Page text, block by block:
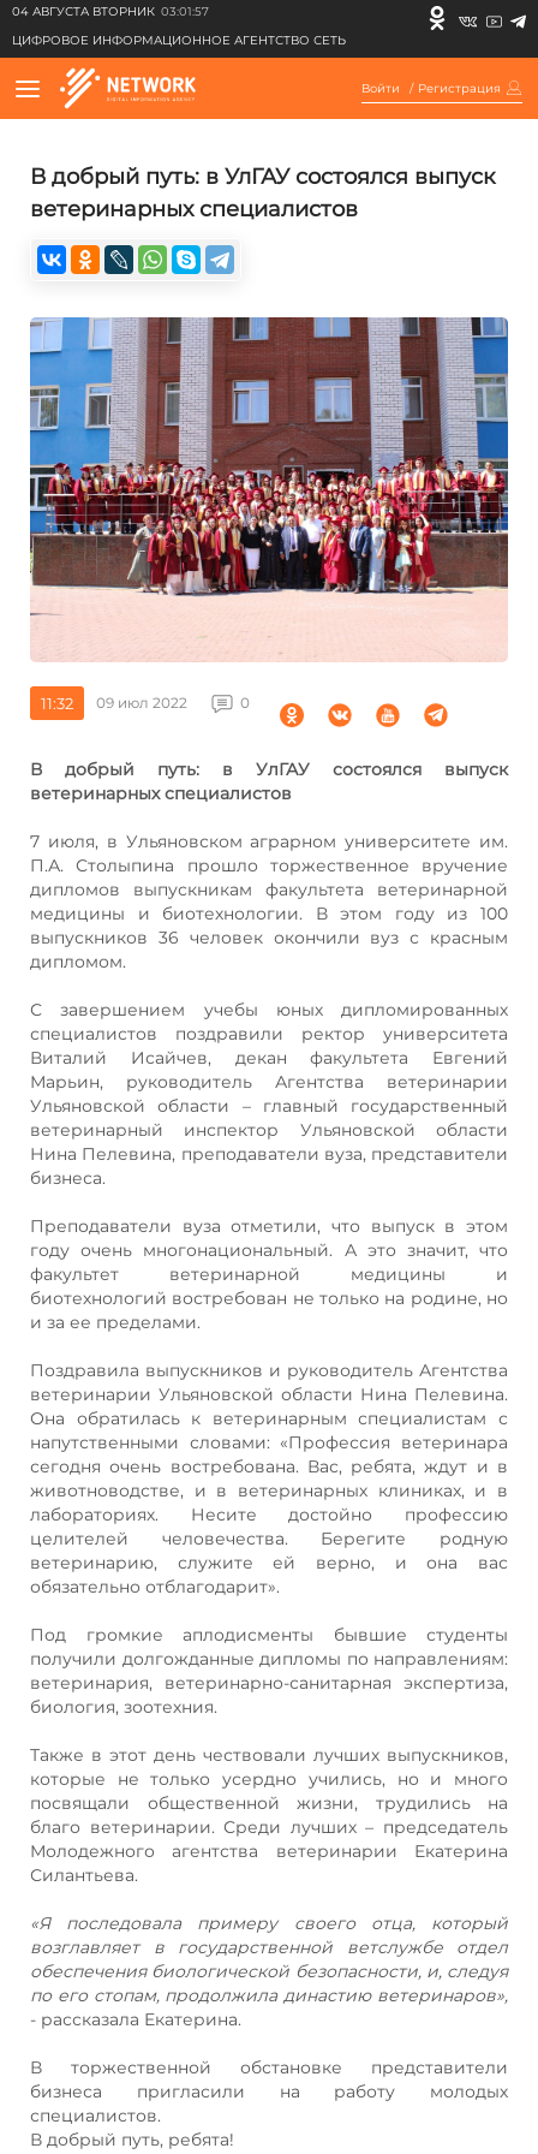
04 АВГУСТА ВТОРНИК 03:01:57
ЦИФРОВОЕ ИНФОРМАЦИОННОЕ АГЕНТСТВО СЕТЬ
Войти / Регистрация
В добрый путь: в УлГАУ состоялся выпуск
ветеринарных специалистов
11:32 09 июл 2022 0
В добрый путь: в УлГАУ состоялся выпуск
ветеринарных специалистов
7 июля, в Ульяновском аграрном университете им.
П.А. Столыпина прошло торжественное вручение
дипломов выпускникам факультета ветеринарной
медицины и биотехнологии. В этом году из 100
выпускников 36 человек окончили вуз с красным
дипломом.
С завершением учебы юных дипломированных
специалистов поздравили ректор университета
Виталий Исайчев, декан факультета Евгений
Марьин, руководитель Агентства ветеринарии
Ульяновской области – главный государственный
ветеринарный инспектор Ульяновской области
Нина Пелевина, преподаватели вуза, представители
бизнеса.
Преподаватели вуза отметили, что выпуск в этом
году очень многонациональный. А это значит, что
факультет ветеринарной медицины и
биотехнологий востребован не только на родине, но
и за ее пределами.
Поздравила выпускников и руководитель Агентства
ветеринарии Ульяновской области Нина Пелевина.
Она обратилась к ветеринарным специалистам с
напутственными словами: «Профессия ветеринара
сегодня очень востребована. Вас, ребята, ждут и в
животноводстве, и в ветеринарных клиниках, и в
лабораториях. Несите достойно профессию
целителей человечества. Берегите родную
ветеринарию, служите ей верно, и она вас
обязательно отблагодарит».
Под громкие аплодисменты бывшие студенты
получили долгожданные дипломы по направлениям:
ветеринария, ветеринарно-санитарная экспертиза,
биология, зоотехния.
Также в этот день чествовали лучших выпускников,
которые не только усердно учились, но и много
посвящали общественной жизни, трудились на
благо ветеринарии. Среди лучших – председатель
Молодежного агентства ветеринарии Екатерина
Силантьева.
«Я последовала примеру своего отца, который
возглавляет в государственной ветслужбе отдел
обеспечения биологической безопасности, и, следуя
по его стопам, продолжила династию ветеринаров»,
- рассказала Екатерина.
В торжественной обстановке представители
бизнеса пригласили на работу молодых
специалистов.
В добрый путь, ребята!